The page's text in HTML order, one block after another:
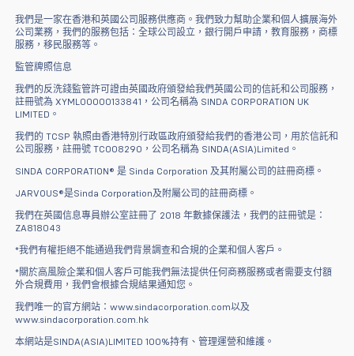
我們是一家在香港和英國公司服務供應商。我們致力幫助企業和個人擴展海外
公司業務，我們的服務包括：全球公司設立，銀行開戶申請，教育服務，商標
服務，移民服務等。
監管牌照信息
我們的反洗錢監管許可證由英國政府頒發給我們英國公司的信託和公司服務，
註冊號為 XYML00000133841，公司名稱為 SINDA CORPORATION UK
LIMITED。
我們的 TCSP 執照由香港特別行政區政府頒發給我們的香港公司，用於信託和
公司服務，註冊號 TC008290，公司名稱為 SINDA(ASIA)Limited。
SINDA CORPORATION® 是 Sinda Corporation 及其附屬公司的註冊商標。
JARVOUS®是Sinda Corporation及附屬公司的註冊商標。
我們在英國信息專員辦公室註冊了 2018 年數據保護法，我們的註冊號是：
ZA818043
*我們有權拒絕不能通過我們背景調查和合規的企業和個人客戶。
*關於高風險企業和個人客戶可能我們無法提供任何商務服務或者需要支付額
外合規費用，我們會根據合規結果通知您。
我們唯一的官方網站：www.sindacorporation.com以及
www.sindacorporation.com.hk
本網站是SINDA(ASIA)LIMITED 100%持有、管理運營和維護。